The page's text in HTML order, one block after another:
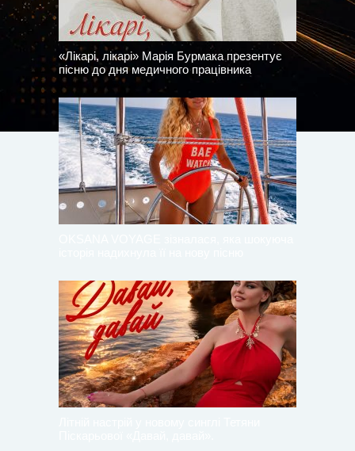
«Лікарі, лікарі» Марія Бурмака презентує
пісню до дня медичного працівника